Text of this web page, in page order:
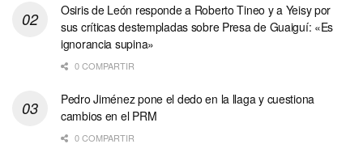
Osiris de León responde a Roberto Tineo y a Yeisy por
sus críticas destempladas sobre Presa de Guaiguí: «Es
ignorancia supina»
0 COMPARTIR
Pedro Jiménez pone el dedo en la llaga y cuestiona
cambios en el PRM
0 COMPARTIR